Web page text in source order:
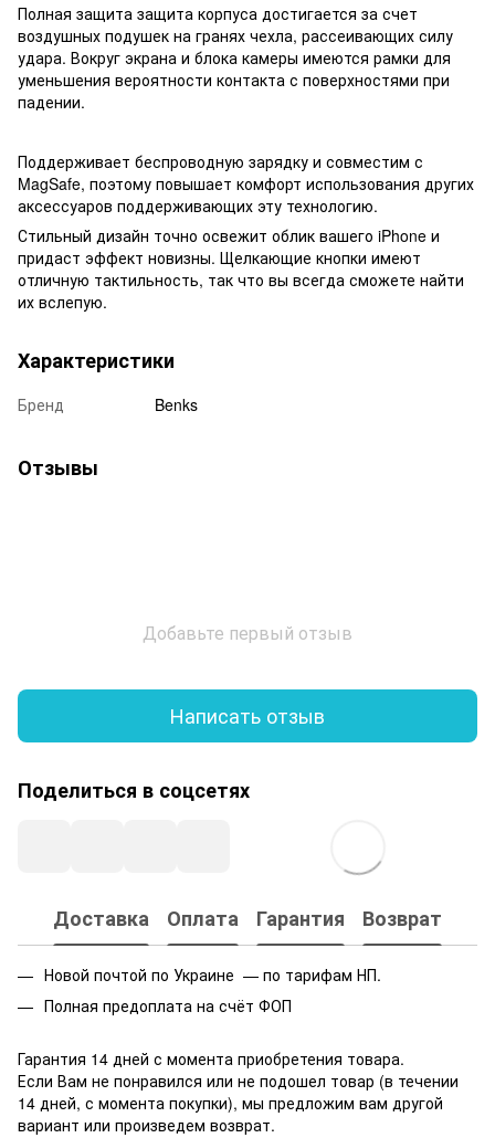
Полная защита защита корпуса достигается за счет
воздушных подушек на гранях чехла, рассеивающих силу
удара. Вокруг экрана и блока камеры имеются рамки для
уменьшения вероятности контакта с поверхностями при
падении.
Поддерживает беспроводную зарядку и совместим с
MagSafe, поэтому повышает комфорт использования других
аксессуаров поддерживающих эту технологию.
Стильный дизайн точно освежит облик вашего iPhone и
придаст эффект новизны. Щелкающие кнопки имеют
отличную тактильность, так что вы всегда сможете найти
их вслепую.
Характеристики
Бренд Benks
Отзывы
Добавьте первый отзыв
Написать отзыв
Поделиться в соцсетях
Доставка Оплата Гарантия Возврат
Новой почтой по Украине — по тарифам НП.
Полная предоплата на счёт ФОП
Гарантия 14 дней с момента приобретения товара.
Если Вам не понравился или не подошел товар (в течении
14 дней, с момента покупки), мы предложим вам другой
вариант или произведем возврат.